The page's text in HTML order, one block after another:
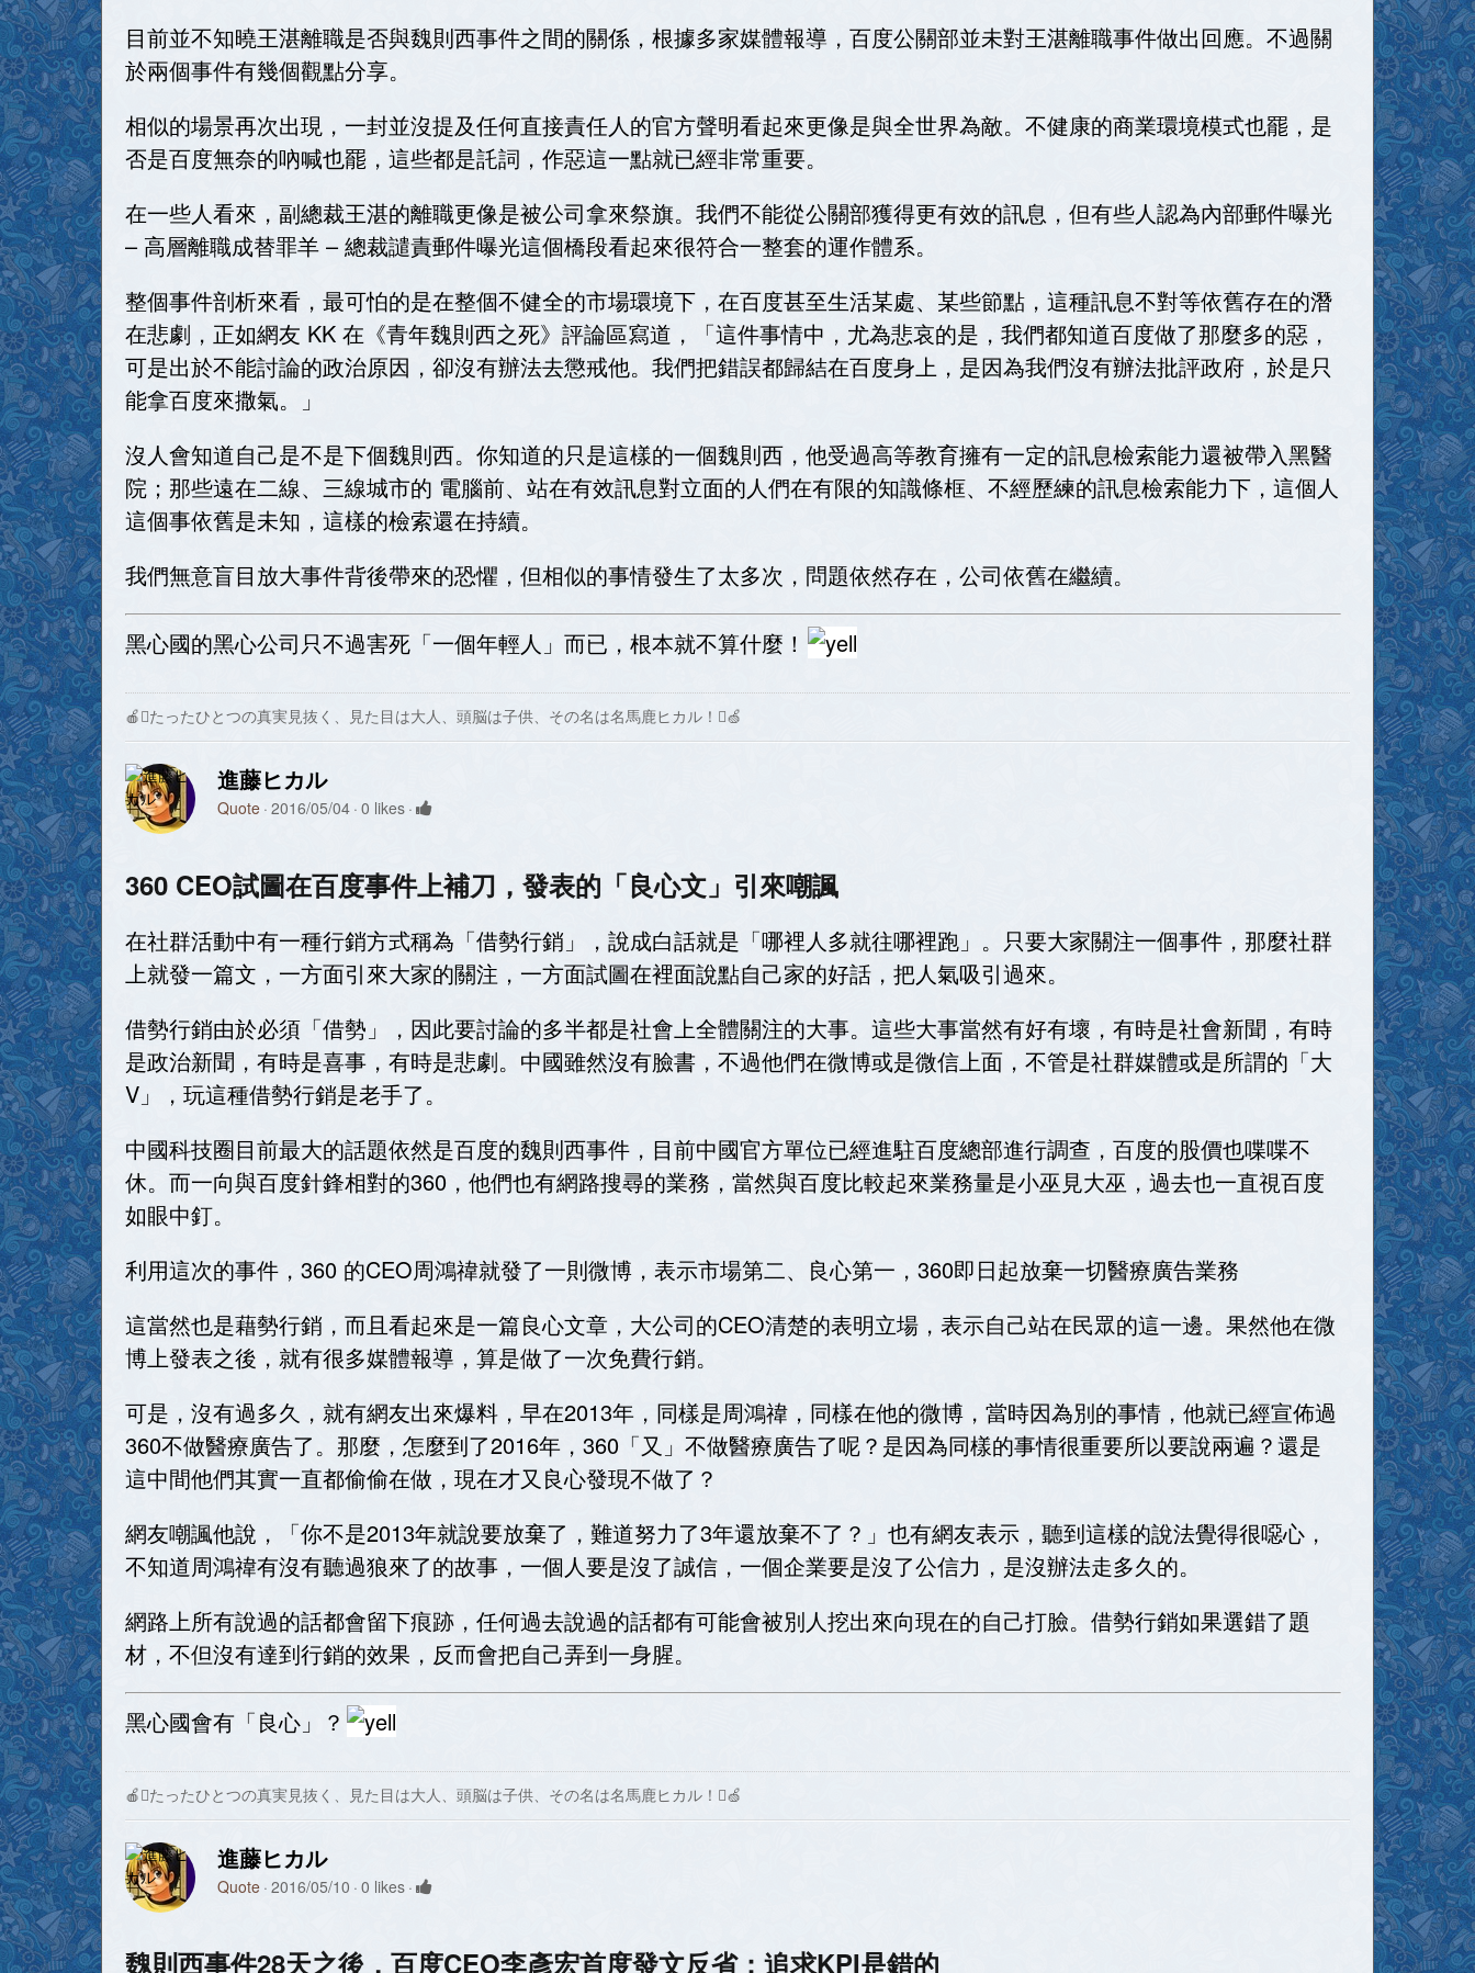
目前並不知曉王湛離職是否與魏則西事件之間的關係，根據多家媒體報導，百度公關部並未對王湛離職事件做出回應。不過關
於兩個事件有幾個觀點分享。
相似的場景再次出現，一封並沒提及任何直接責任人的官方聲明看起來更像是與全世界為敵。不健康的商業環境模式也罷，是
否是百度無奈的吶喊也罷，這些都是託詞，作惡這一點就已經非常重要。
在一些人看來，副總裁王湛的離職更像是被公司拿來祭旗。我們不能從公關部獲得更有效的訊息，但有些人認為內部郵件曝光
– 高層離職成替罪羊 – 總裁譴責郵件曝光這個橋段看起來很符合一整套的運作體系。
整個事件剖析來看，最可怕的是在整個不健全的市場環境下，在百度甚至生活某處、某些節點，這種訊息不對等依舊存在的潛
在悲劇，正如網友 KK 在《青年魏則西之死》評論區寫道，「這件事情中，尤為悲哀的是，我們都知道百度做了那麼多的惡，
可是出於不能討論的政治原因，卻沒有辦法去懲戒他。我們把錯誤都歸結在百度身上，是因為我們沒有辦法批評政府，於是只
能拿百度來撒氣。」
沒人會知道自己是不是下個魏則西。你知道的只是這樣的一個魏則西，他受過高等教育擁有一定的訊息檢索能力還被帶入黑醫
院；那些遠在二線、三線城市的 電腦前、站在有效訊息對立面的人們在有限的知識條框、不經歷練的訊息檢索能力下，這個人
這個事依舊是未知，這樣的檢索還在持續。
我們無意盲目放大事件背後帶來的恐懼，但相似的事情發生了太多次，問題依然存在，公司依舊在繼續。
黑心國的黑心公司只不過害死「一個年輕人」而已，根本就不算什麼！
🍎たったひとつの真実見抜く、見た目は大人、頭脳は子供、その名は名馬鹿ヒカル！🍏
進藤ヒカル
Quote 2016/05/04 0 likes
360 CEO試圖在百度事件上補刀，發表的「良心文」引來嘲諷
在社群活動中有一種行銷方式稱為「借勢行銷」，說成白話就是「哪裡人多就往哪裡跑」。只要大家關注一個事件，那麼社群
上就發一篇文，一方面引來大家的關注，一方面試圖在裡面說點自己家的好話，把人氣吸引過來。
借勢行銷由於必須「借勢」，因此要討論的多半都是社會上全體關注的大事。這些大事當然有好有壞，有時是社會新聞，有時
是政治新聞，有時是喜事，有時是悲劇。中國雖然沒有臉書，不過他們在微博或是微信上面，不管是社群媒體或是所謂的「大
V」，玩這種借勢行銷是老手了。
中國科技圈目前最大的話題依然是百度的魏則西事件，目前中國官方單位已經進駐百度總部進行調查，百度的股價也喋喋不
休。而一向與百度針鋒相對的360，他們也有網路搜尋的業務，當然與百度比較起來業務量是小巫見大巫，過去也一直視百度
如眼中釘。
利用這次的事件，360 的CEO周鴻禕就發了一則微博，表示市場第二、良心第一，360即日起放棄一切醫療廣告業務
這當然也是藉勢行銷，而且看起來是一篇良心文章，大公司的CEO清楚的表明立場，表示自己站在民眾的這一邊。果然他在微
博上發表之後，就有很多媒體報導，算是做了一次免費行銷。
可是，沒有過多久，就有網友出來爆料，早在2013年，同樣是周鴻禕，同樣在他的微博，當時因為別的事情，他就已經宣佈過
360不做醫療廣告了。那麼，怎麼到了2016年，360「又」不做醫療廣告了呢？是因為同樣的事情很重要所以要說兩遍？還是
這中間他們其實一直都偷偷在做，現在才又良心發現不做了？
網友嘲諷他說，「你不是2013年就說要放棄了，難道努力了3年還放棄不了？」也有網友表示，聽到這樣的說法覺得很噁心，
不知道周鴻禕有沒有聽過狼來了的故事，一個人要是沒了誠信，一個企業要是沒了公信力，是沒辦法走多久的。
網路上所有說過的話都會留下痕跡，任何過去說過的話都有可能會被別人挖出來向現在的自己打臉。借勢行銷如果選錯了題
材，不但沒有達到行銷的效果，反而會把自己弄到一身腥。
黑心國會有「良心」？
🍎たったひとつの真実見抜く、見た目は大人、頭脳は子供、その名は名馬鹿ヒカル！🍏
進藤ヒカル
Quote 2016/05/10 0 likes
魏則西事件28天之後，百度CEO李彥宏首度發文反省：追求KPI是錯的